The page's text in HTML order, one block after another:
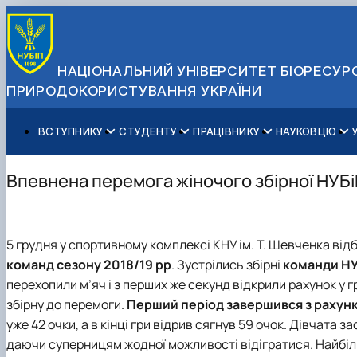
НАЦІОНАЛЬНИЙ УНІВЕРСИТЕТ
ПРИРОДОКОРИСТУВАННЯ УКРАЇНИ
ВСТУПНИКУ
Вступ до НУБіП України 2026
Правила прийому
Підготовчий курс НМТ
Для іноземців / For foreigners
Військова освіта
СТУДЕНТУ
Навчання
Позанавчальна діяльність
Пільги
ПРАЦІВНИКУ
Освітній процес
Довідкова інформація
НАУКОВЦЮ
Наукова діяльність
Захисти дисертацій
Біоетична комісія
Наукові видання
Наука для бізнесу
Управління і самоврядування
Офіційні документи
Державні закупівлі
Офіційна символіка
Антикорупційні заходи
Гендерна радниця
Контактна інформація
Впевнена перемога жіночого збірної
5 грудня у спортивному комплексі КНУ ім. Т. Шевченка
команд сезону 2018/19 рр. Зустрілись збірні команди
перехопили м’яч і з перших же секунд відкрили рахунок
збірну до перемоги. Перший період завершився з
уже 42 очки, а в кінці гри відрив сягнув 59 очок. Дівчата
даючи суперницям жодної можливості відігратися.